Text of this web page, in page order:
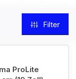
Filter
ProLite